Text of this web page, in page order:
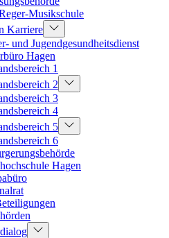
Musikschule
Karriere
und Jugendgesundheitsdienst
Hagen
1
2
3
4
5
6
Hagen